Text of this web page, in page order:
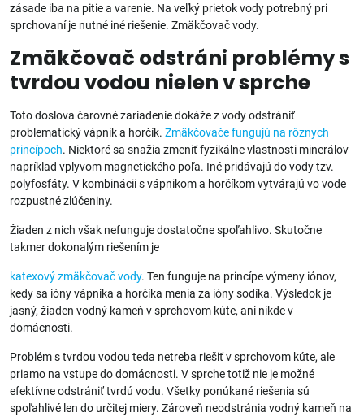
zásade iba na pitie a varenie. Na veľký prietok vody potrebný pri
sprchovaní je nutné iné riešenie. Zmäkčovač vody.
Zmäkčovač odstráni problémy s
tvrdou vodou nielen v sprche
Toto doslova čarovné zariadenie dokáže z vody odstrániť
problematický vápnik a horčík. Zmäkčovače fungujú na rôznych
princípoch. Niektoré sa snažia zmeniť fyzikálne vlastnosti minerálov
napríklad vplyvom magnetického poľa. Iné pridávajú do vody tzv.
polyfosfáty. V kombinácii s vápnikom a horčíkom vytvárajú vo vode
rozpustné zlúčeniny.
Žiaden z nich však nefunguje dostatočne spoľahlivo. Skutočne
takmer dokonalým riešením je
katexový zmäkčovač vody. Ten funguje na princípe výmeny iónov,
kedy sa ióny vápnika a horčíka menia za ióny sodíka. Výsledok je
jasný, žiaden vodný kameň v sprchovom kúte, ani nikde v
domácnosti.
Problém s tvrdou vodou teda netreba riešiť v sprchovom kúte, ale
priamo na vstupe do domácnosti. V sprche totiž nie je možné
efektívne odstrániť tvrdú vodu. Všetky ponúkané riešenia sú
spoľahlivé len do určitej miery. Zároveň neodstránia vodný kameň na